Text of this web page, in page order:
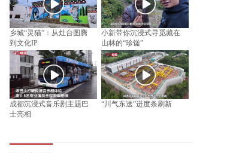
乡城“灵猫”：从灶台图腾
到文化IP
小新带你沉浸式寻觅藏在
山林的“珍馐”
成都沉浸式音乐剧主题巴
士亮相
“川气东送”进度条刷新